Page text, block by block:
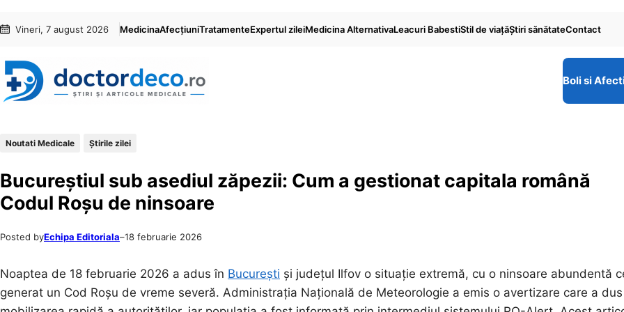
conținut
content
Vineri, 7 august 2026 MedicinaAfecțiuniTratamenteExpertul zileiMedicina AlternativaLeacuri BabestiStil de viaţăŞtiri sănătateContact
Boli si
Noutati Medicale Știrile zilei
Bucureștiul sub asediul zăpezii: Cum a gestionat capitala română
Codul Roșu de ninsoare
Posted byEchipa Editoriala–18 februarie 2026
Noaptea de 18 februarie 2026 a adus în București și județul Ilfov o situație extremă, cu o ninsoare abundentă
generat un Cod Roșu de vreme severă. Administrația Națională de Meteorologie a emis o avertizare care a